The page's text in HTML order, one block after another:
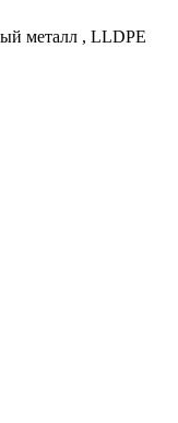
металл , LLDPE